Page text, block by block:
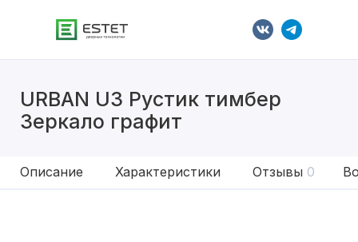
URBAN U3 Рустик тимбер
Зеркало графит
Описание Характеристики Отзывы 0